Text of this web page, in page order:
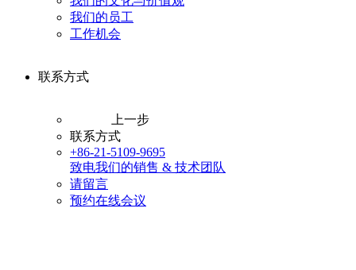
我们的员工
工作机会
联系方式
上一步
联系方式
+86-21-5109-9695
致电我们的销售 & 技术团队
请留言
预约在线会议